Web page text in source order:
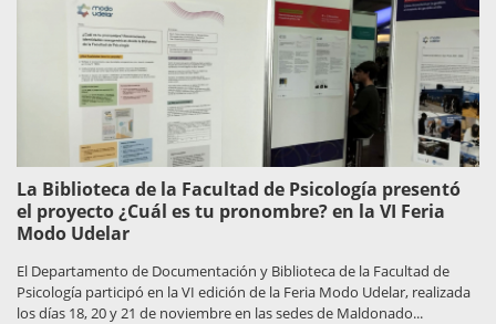
La Biblioteca de la Facultad de Psicología presentó
el proyecto ¿Cuál es tu pronombre? en la VI Feria
Modo Udelar
El Departamento de Documentación y Biblioteca de la Facultad de
Psicología participó en la VI edición de la Feria Modo Udelar, realizada
los días 18, 20 y 21 de noviembre en las sedes de Maldonado...